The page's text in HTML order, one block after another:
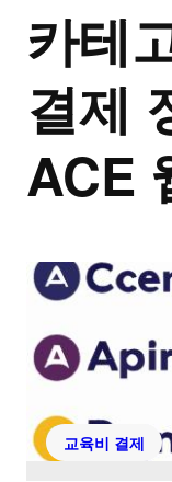
카테
결제
ACE
교육비 결제